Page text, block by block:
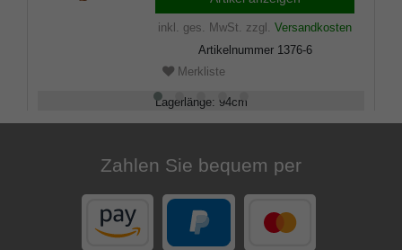
inkl. ges. MwSt. zzgl. Versandkosten
Artikelnummer 1376-6
Merkliste
Lagerlänge: 94cm
Zahlen Sie bequem per